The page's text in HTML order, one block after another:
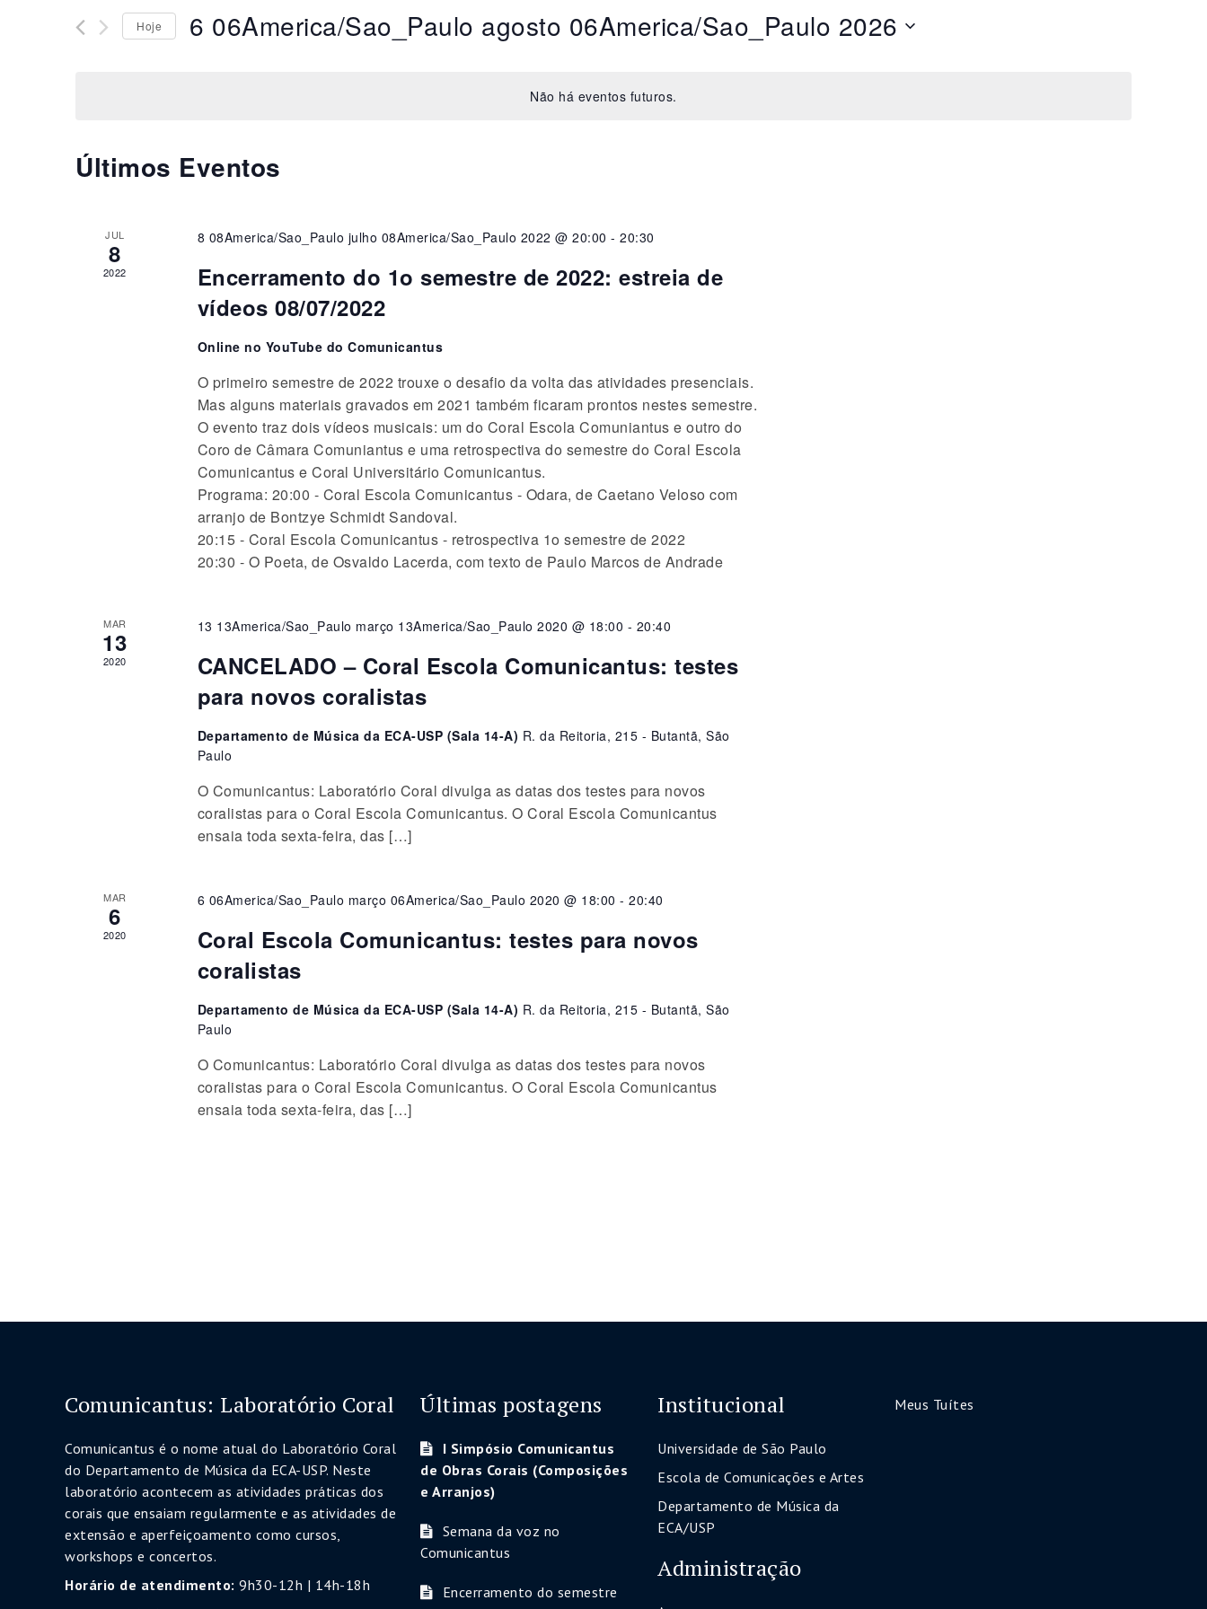
Não há eventos futuros.
navegação
Eventos
Pesquisa
Hoje 6 06America/Sao_Paulo agosto 06America/Sao_Paulo 2026
Últimos Eventos
JUL
8
2022
8 08America/Sao_Paulo julho 08America/Sao_Paulo 2022 @ 20:00 -20:30
Encerramento do 1o semestre de 2022: estreia de
vídeos 08/07/2022
Online no YouTube do Comunicantus
O primeiro semestre de 2022 trouxe o desafio da volta das atividades presenciais.
Mas alguns materiais gravados em 2021 também ficaram prontos nestes semestre.
O evento traz dois vídeos musicais: um do Coral Escola Comuniantus e outro do
Coro de Câmara Comuniantus e uma retrospectiva do semestre do Coral Escola
Comunicantus e Coral Universitário Comunicantus.
Programa: 20:00 - Coral Escola Comunicantus - Odara, de Caetano Veloso com
arranjo de Bontzye Schmidt Sandoval.
20:15 - Coral Escola Comunicantus - retrospectiva 1o semestre de 2022
20:30 - O Poeta, de Osvaldo Lacerda, com texto de Paulo Marcos de Andrade
MAR
13
2020
13 13America/Sao_Paulo março 13America/Sao_Paulo 2020 @ 18:00 - 20:40
CANCELADO – Coral Escola Comunicantus: testes
para novos coralistas
Departamento de Música da ECA-USP (Sala 14-A) R. da Reitoria, 215 - Butantã, São
Paulo
O Comunicantus: Laboratório Coral divulga as datas dos testes para novos
coralistas para o Coral Escola Comunicantus. O Coral Escola Comunicantus
ensaia toda sexta-feira, das […]
MAR
6
2020
6 06America/Sao_Paulo março 06America/Sao_Paulo 2020 @ 18:00 -20:40
Coral Escola Comunicantus: testes para novos
coralistas
Departamento de Música da ECA-USP (Sala 14-A) R. da Reitoria, 215 - Butantã, São
Paulo
O Comunicantus: Laboratório Coral divulga as datas dos testes para novos
coralistas para o Coral Escola Comunicantus. O Coral Escola Comunicantus
ensaia toda sexta-feira, das […]
Comunicantus: Laboratório Coral
Comunicantus é o nome atual do Laboratório Coral
do Departamento de Música da ECA-USP. Neste
laboratório acontecem as atividades práticas dos
corais que ensaiam regularmente e as atividades de
extensão e aperfeiçoamento como cursos,
workshops e concertos.
Horário de atendimento: 9h30-12h | 14h-18h
Últimas postagens
I Simpósio Comunicantus
de Obras Corais (Composições
e Arranjos)
Semana da voz no
Comunicantus
Encerramento do semestre
Institucional
Universidade de São Paulo
Escola de Comunicações e Artes
Departamento de Música da
ECA/USP
Administração
Meus Tuítes